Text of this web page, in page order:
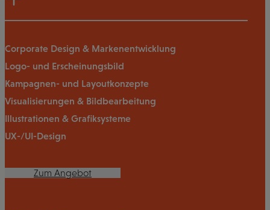
Corporate Design & Markenentwicklung
Logo- und Erscheinungsbild
Kampagnen- und Layoutkonzepte
Visualisierungen & Bildbearbeitung
Illustrationen & Grafiksysteme
UX-/UI-Design
Zum Angebot